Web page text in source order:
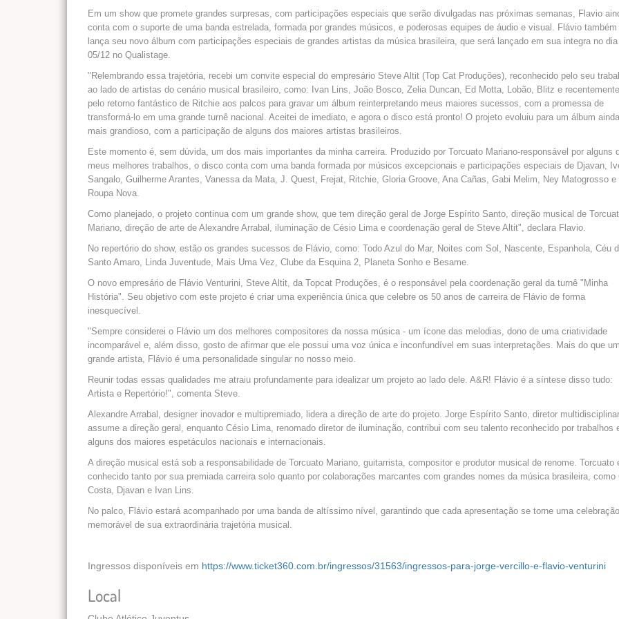
Em um show que promete grandes surpresas, com participações especiais que serão divulgadas nas próximas semanas, Flavio
conta com o suporte de uma banda estrelada, formada por grandes músicos, e poderosas equipes de áudio e visual. Flávio também
lança seu novo álbum com participações especiais de grandes artistas da música brasileira, que será lançado em sua integra no dia
05/12 no Qualistage.
"Relembrando essa trajetória, recebi um convite especial do empresário Steve Altit (Top Cat Produções), reconhecido pelo seu
ao lado de artistas do cenário musical brasileiro, como: Ivan Lins, João Bosco, Zelia Duncan, Ed Motta, Lobão, Blitz e recentemente
pelo retorno fantástico de Ritchie aos palcos para gravar um álbum reinterpretando meus maiores sucessos, com a promessa de
transformá-lo em uma grande turnê nacional. Aceitei de imediato, e agora o disco está pronto! O projeto evoluiu para um álbum ainda
mais grandioso, com a participação de alguns dos maiores artistas brasileiros.
Este momento é, sem dúvida, um dos mais importantes da minha carreira. Produzido por Torcuato Mariano-responsável por alguns
meus melhores trabalhos, o disco conta com uma banda formada por músicos excepcionais e participações especiais de Djavan,
Sangalo, Guilherme Arantes, Vanessa da Mata, J. Quest, Frejat, Ritchie, Gloria Groove, Ana Cañas, Gabi Melim, Ney Matogrosso e
Roupa Nova.
Como planejado, o projeto continua com um grande show, que tem direção geral de Jorge Espírito Santo, direção musical de
Mariano, direção de arte de Alexandre Arrabal, iluminação de Césio Lima e coordenação geral de Steve Altit", declara Flavio.
No repertório do show, estão os grandes sucessos de Flávio, como: Todo Azul do Mar, Noites com Sol, Nascente, Espanhola, Céu
Santo Amaro, Linda Juventude, Mais Uma Vez, Clube da Esquina 2, Planeta Sonho e Besame.
O novo empresário de Flávio Venturini, Steve Altit, da Topcat Produções, é o responsável pela coordenação geral da turnê "Minha
História". Seu objetivo com este projeto é criar uma experiência única que celebre os 50 anos de carreira de Flávio de forma
inesquecível.
"Sempre considerei o Flávio um dos melhores compositores da nossa música - um ícone das melodias, dono de uma criatividade
incomparável e, além disso, gosto de afirmar que ele possui uma voz única e inconfundível em suas interpretações. Mais do que um
grande artista, Flávio é uma personalidade singular no nosso meio.
Reunir todas essas qualidades me atraiu profundamente para idealizar um projeto ao lado dele. A&R! Flávio é a síntese disso tudo:
Artista e Repertório!", comenta Steve.
Alexandre Arrabal, designer inovador e multipremiado, lidera a direção de arte do projeto. Jorge Espírito Santo, diretor
assume a direção geral, enquanto Césio Lima, renomado diretor de iluminação, contribui com seu talento reconhecido por trabalhos
alguns dos maiores espetáculos nacionais e internacionais.
A direção musical está sob a responsabilidade de Torcuato Mariano, guitarrista, compositor e produtor musical de renome. Torcuato
conhecido tanto por sua premiada carreira solo quanto por colaborações marcantes com grandes nomes da música brasileira, como
Costa, Djavan e Ivan Lins.
No palco, Flávio estará acompanhado por uma banda de altíssimo nível, garantindo que cada apresentação se torne uma celebração
memorável de sua extraordinária trajetória musical.
Ingressos disponíveis em https://www.ticket360.com.br/ingressos/31563/ingressos-para-jorge-vercillo-e-flavio-venturini
Local